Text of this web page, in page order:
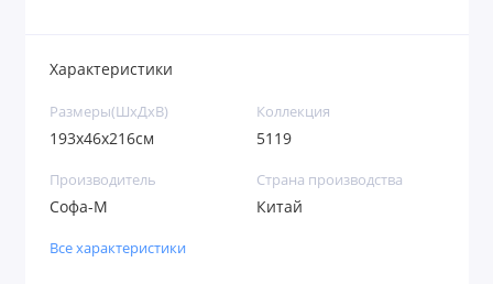
Характеристики
Размеры(ШхДхВ)
193x46x216см
Коллекция
5119
Производитель
Софа-М
Страна производства
Китай
Все характеристики